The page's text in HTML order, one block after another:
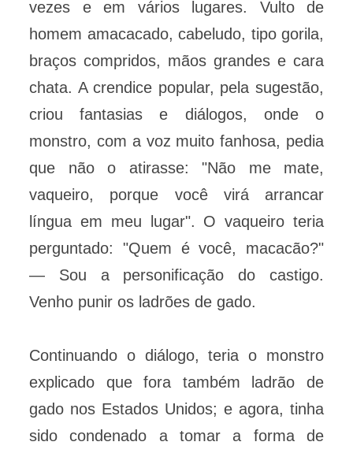
vezes e em vários lugares. Vulto de
homem amacacado, cabeludo, tipo gorila,
braços compridos, mãos grandes e cara
chata. A crendice popular, pela sugestão,
criou fantasias e diálogos, onde o
monstro, com a voz muito fanhosa, pedia
que não o atirasse: "Não me mate,
vaqueiro, porque você virá arrancar
língua em meu lugar". O vaqueiro teria
perguntado: "Quem é você, macacão?"
— Sou a personificação do castigo.
Venho punir os ladrões de gado.
Continuando o diálogo, teria o monstro
explicado que fora também ladrão de
gado nos Estados Unidos; e agora, tinha
sido condenado a tomar a forma de